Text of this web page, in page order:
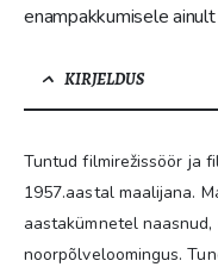
enampakkumisele
KIRJELDUS
Tuntud filmirežissöör ja
1957.aastal maalijana.
aastakümnetel
noorpõlveloomingus.